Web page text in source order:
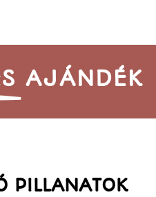
AJÁNDÉK
PILLANATOK